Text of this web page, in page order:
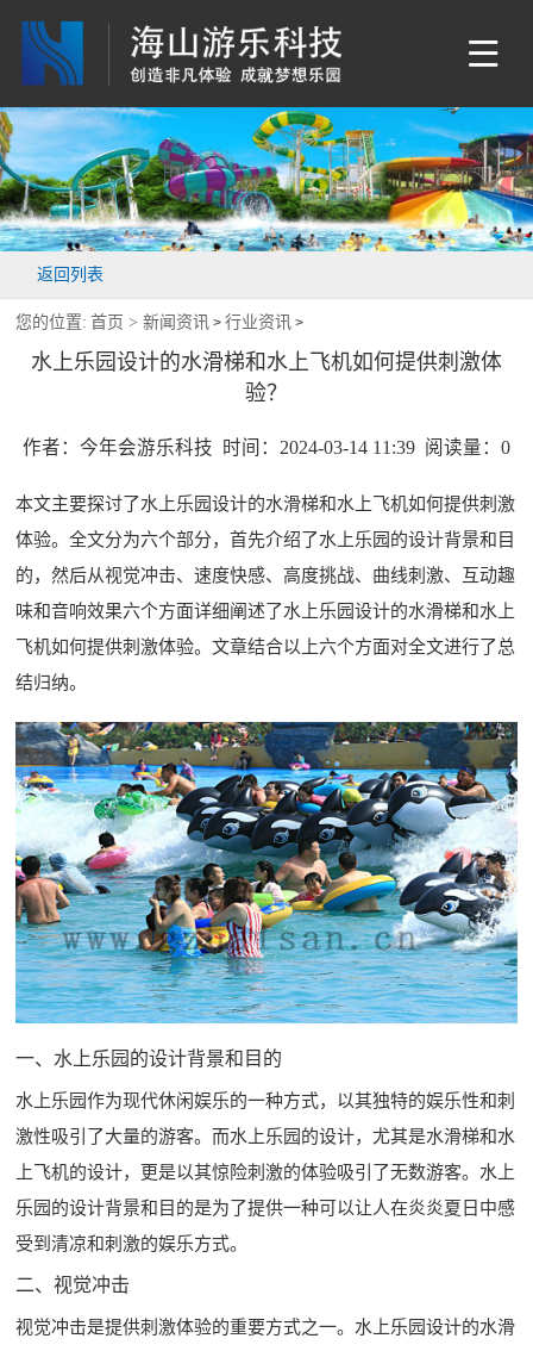
返回列表
您的位置: 首页 >新闻资讯 >行业资讯 >
水上乐园设计的水滑梯和水上飞机如何提供刺激体
验？
作者：今年会游乐科技 时间：2024-03-14 11:39 阅读量： 0
本文主要探讨了水上乐园设计的水滑梯和水上飞机如何提供刺激
体验。全文分为六个部分，首先介绍了水上乐园的设计背景和目
的，然后从视觉冲击、速度快感、高度挑战、曲线刺激、互动趣
味和音响效果六个方面详细阐述了水上乐园设计的水滑梯和水上
飞机如何提供刺激体验。文章结合以上六个方面对全文进行了总
结归纳。
一、水上乐园的设计背景和目的
水上乐园作为现代休闲娱乐的一种方式，以其独特的娱乐性和刺
激性吸引了大量的游客。而水上乐园的设计，尤其是水滑梯和水
上飞机的设计，更是以其惊险刺激的体验吸引了无数游客。水上
乐园的设计背景和目的是为了提供一种可以让人在炎炎夏日中感
受到清凉和刺激的娱乐方式。
二、视觉冲击
视觉冲击是提供刺激体验的重要方式之一。水上乐园设计的水滑